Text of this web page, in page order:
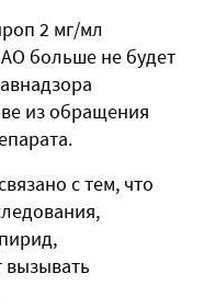
2 мг/мл
больше не будет
из обращения
с тем, что
вызывать